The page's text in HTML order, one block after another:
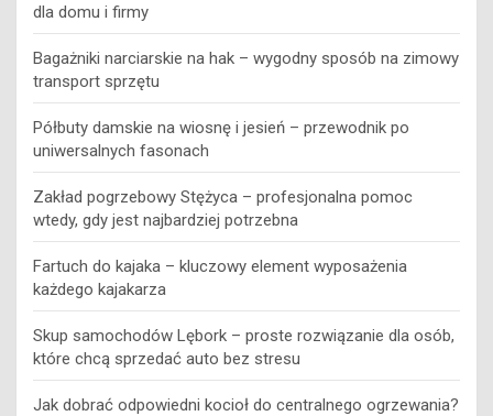
dla domu i firmy
Bagażniki narciarskie na hak – wygodny sposób na zimowy
transport sprzętu
Półbuty damskie na wiosnę i jesień – przewodnik po
uniwersalnych fasonach
Zakład pogrzebowy Stężyca – profesjonalna pomoc
wtedy, gdy jest najbardziej potrzebna
Fartuch do kajaka – kluczowy element wyposażenia
każdego kajakarza
Skup samochodów Lębork – proste rozwiązanie dla osób,
które chcą sprzedać auto bez stresu
Jak dobrać odpowiedni kocioł do centralnego ogrzewania?